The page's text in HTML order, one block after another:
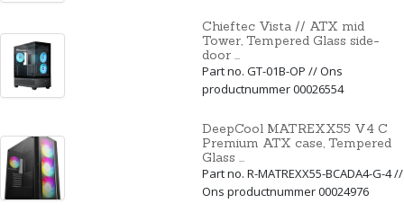
Chieftec Vista // ATX mid
Tower, Tempered Glass side-
door ...
Part no. GT-01B-OP // Ons
productnummer 00026554
DeepCool MATREXX55 V4 C
Premium ATX case, Tempered
Glass ...
Part no. R-MATREXX55-BCADA4-G-4 //
Ons productnummer 00024976